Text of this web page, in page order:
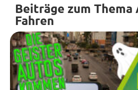
Beiträge zum
Fahren